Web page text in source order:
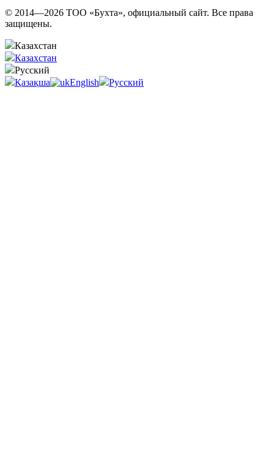
© 2014—2026 ТОО «Бухта», официальный сайт. Все права
защищены.
Казахстан
Казахстан
Русский
Қазақша
English Русский